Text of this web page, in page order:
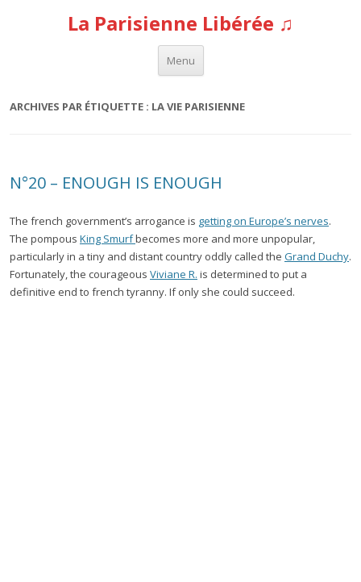
La Parisienne Libérée ♫
Menu
Aller au contenu
ARCHIVES PAR ÉTIQUETTE : LA VIE PARISIENNE
N°20 – ENOUGH IS ENOUGH
The french government’s arrogance is getting on Europe’s nerves.
The pompous King Smurfbecomes more and more unpopular,
particularly in a tiny and distant country oddly called the Grand Duchy.
Fortunately, the courageous Viviane R. is determined to put a
definitive end to french tyranny. If only she could succeed.